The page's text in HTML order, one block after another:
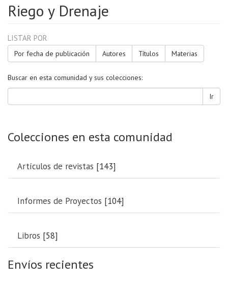
Riego y Drenaje
LISTAR POR
Por fecha de publicación Autores Títulos Materias
Buscar en esta comunidad y sus colecciones:
Ir
Colecciones en esta comunidad
Artículos de revistas [143]
Informes de Proyectos [104]
Libros [58]
Envíos recientes